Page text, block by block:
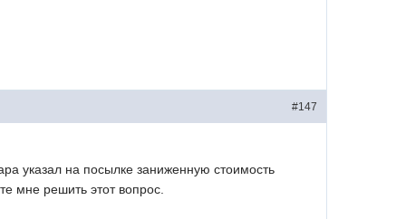
#147
указал на посылке заниженную стоимость
мне решить этот вопрос.